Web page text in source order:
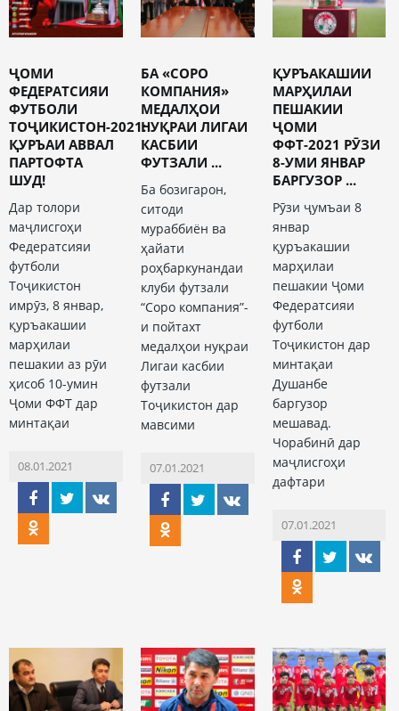
ҶОМИ
ФЕДЕРАТСИЯИ
ФУТБОЛИ
ТОҶИКИСТОН-2021:
ҚУРЪАИ АВВАЛ
ПАРТОФТА
ШУД!
Дар толори
маҷлисгоҳи
Федератсияи
футболи
Тоҷикистон
имрӯз, 8 январ,
қуръакашии
марҳилаи
пешакии аз рӯи
ҳисоб 10-умин
Ҷоми ФФТ дар
минтақаи
08.01.2021
БА «СОРО
КОМПАНИЯ»
МЕДАЛҲОИ
НУҚРАИ ЛИГАИ
КАСБИИ
ФУТЗАЛИ ...
Ба бозигарон,
ситоди
мураббиён ва
ҳайати
роҳбаркунандаи
клуби футзали
“Соро компания”-
и пойтахт
медалҳои нуқраи
Лигаи касбии
футзали
Тоҷикистон дар
мавсими
07.01.2021
ҚУРЪАКАШИИ
МАРҲИЛАИ
ПЕШАКИИ
ҶОМИ
ФФТ-2021 РӮЗИ
8-УМИ ЯНВАР
БАРГУЗОР ...
Рӯзи ҷумъаи 8
январ
қуръакашии
марҳилаи
пешакии Ҷоми
Федератсияи
футболи
Тоҷикистон дар
минтақаи
Душанбе
баргузор
мешавад.
Чорабинӣ дар
маҷлисгоҳи
дафтари
07.01.2021